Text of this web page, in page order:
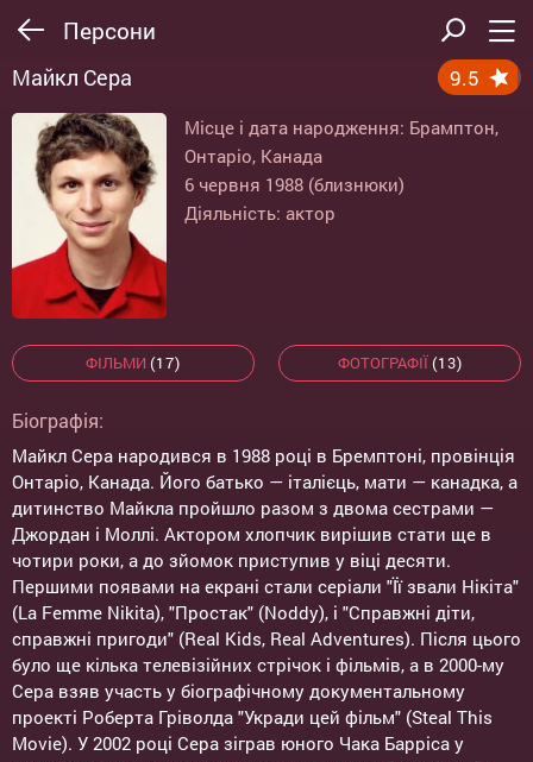
Персони
Майкл Сера 9.5
Місце і дата народження: Брамптон,
Онтаріо, Канада
6 червня 1988 (близнюки)
Діяльність: актор
ФІЛЬМИ (17) ФОТОГРАФІЇ(13)
Біографія:
Майкл Сера народився в 1988 році в Бремптоні, провінція
Онтаріо, Канада. Його батько — італієць, мати — канадка, а
дитинство Майкла пройшло разом з двома сестрами —
Джордан і Моллі. Актором хлопчик вирішив стати ще в
чотири роки, а до зйомок приступив у віці десяти.
Першими появами на екрані стали серіали "Її звали Нікіта"
(La Femme Nikita), "Простак" (Noddy), і "Справжні діти,
справжні пригоди" (Real Kids, Real Adventures). Після цього
було ще кілька телевізійних стрічок і фільмів, а в 2000-му
Сера взяв участь у біографічному документальному
проекті Роберта Гріволда "Укради цей фільм" (Steal This
Movie). У 2002 році Сера зіграв юного Чака Барріса у